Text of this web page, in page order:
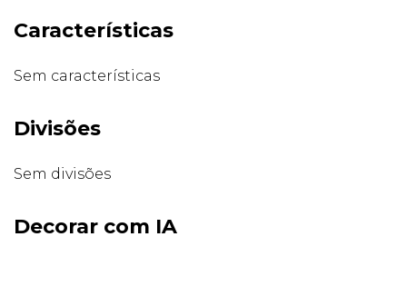
Características
Sem características
Divisões
Sem divisões
Decorar com IA